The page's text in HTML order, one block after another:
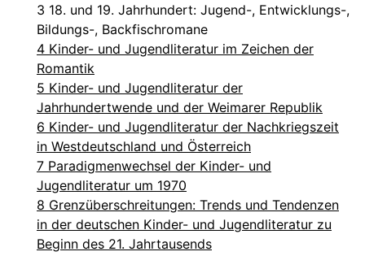
3 18. und 19. Jahrhundert: Jugend-, Entwicklungs-,
Bildungs-, Backfischromane
4 Kinder- und Jugendliteratur im Zeichen der
Romantik
5 Kinder- und Jugendliteratur der
Jahrhundertwende und der Weimarer Republik
6 Kinder- und Jugendliteratur der Nachkriegszeit
in Westdeutschland und Österreich
7 Paradigmenwechsel der Kinder- und
Jugendliteratur um 1970
8 Grenzüberschreitungen: Trends und Tendenzen
in der deutschen Kinder- und Jugendliteratur zu
Beginn des 21. Jahrtausends